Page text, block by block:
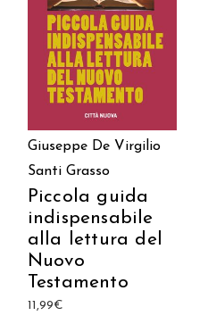
AGGIUNGI AL CARRELLO
Giuseppe De Virgilio
Santi Grasso
Piccola guida
indispensabile
alla lettura del
Nuovo
Testamento
11,99€